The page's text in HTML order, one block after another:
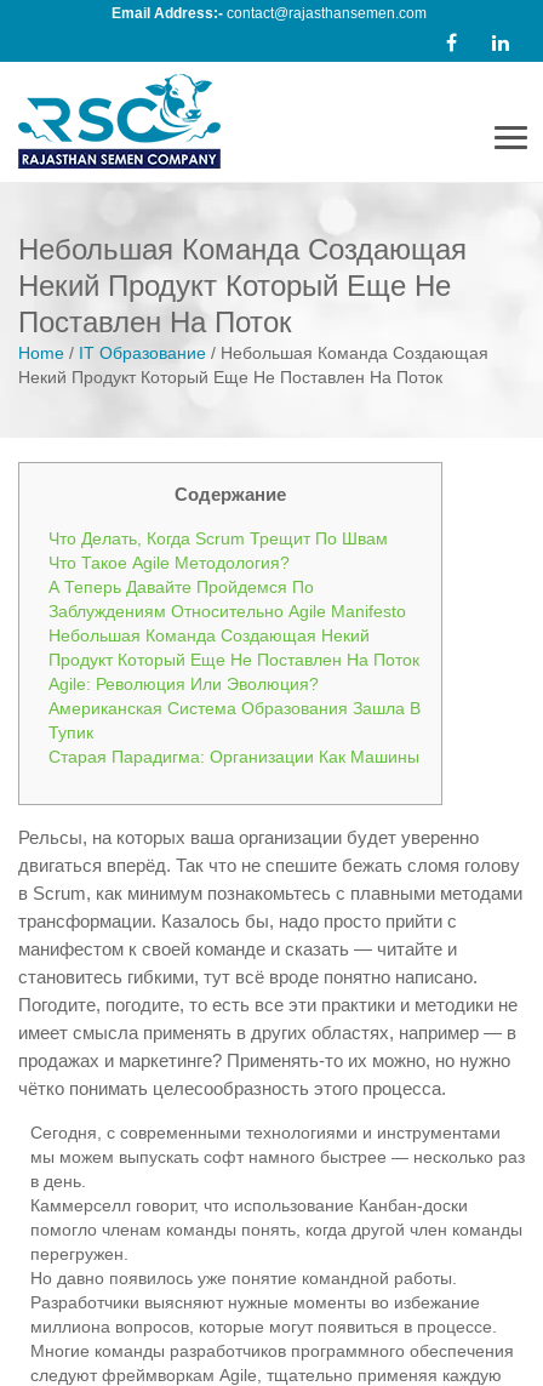
Email Address:- contact@rajasthansemen.com
Небольшая Команда Создающая
Некий Продукт Который Еще Не
Поставлен На Поток
Home / IT Образование / Небольшая Команда Создающая
Некий Продукт Который Еще Не Поставлен На Поток
Содержание
Что Делать, Когда Scrum Трещит По Швам
Что Такое Agile Методология?
А Теперь Давайте Пройдемся По
Заблуждениям Относительно Agile Manifesto
Небольшая Команда Создающая Некий
Продукт Который Еще Не Поставлен На Поток
Agile: Революция Или Эволюция?
Американская Система Образования Зашла В
Тупик
Старая Парадигма: Организации Как Машины
Рельсы, на которых ваша организации будет уверенно
двигаться вперёд. Так что не спешите бежать сломя голову
в Scrum, как минимум познакомьтесь с плавными методами
трансформации. Казалось бы, надо просто прийти с
манифестом к своей команде и сказать — читайте и
становитесь гибкими, тут всё вроде понятно написано.
Погодите, погодите, то есть все эти практики и методики не
имеет смысла применять в других областях, например — в
продажах и маркетинге? Применять-то их можно, но нужно
чётко понимать целесообразность этого процесса.
Сегодня, с современными технологиями и инструментами
мы можем выпускать софт намного быстрее — несколько раз
в день.
Каммерселл говорит, что использование Канбан-доски
помогло членам команды понять, когда другой член команды
перегружен.
Но давно появилось уже понятие командной работы.
Разработчики выясняют нужные моменты во избежание
миллиона вопросов, которые могут появиться в процессе.
Многие команды разработчиков программного обеспечения
следуют фреймворкам Agile, тщательно применяя каждую